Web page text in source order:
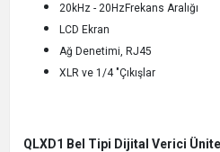
20kHz - 20HzFrekans Aralığı
LCD Ekran
Ağ Denetimi, RJ45
XLR ve 1/4 "Çıkışlar
QLXD1 Bel Tipi Dijital Verici Ünite